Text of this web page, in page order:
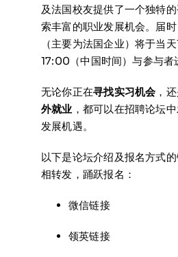
及法国校友提供了一个独特
索丰富的职业发展机会。届
（主要为法国企业）将于当
17:00（中国时间）与参与者
无论你正在寻找实习机会，
外就业 ，都可以在招聘论坛
发展机遇。
以下是论坛介绍及报名方式
相转发，踊跃报名：
微信链接
领英链接